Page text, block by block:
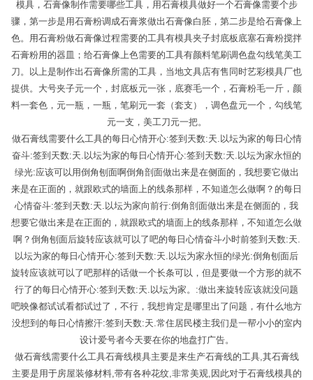
模具，石膏像制作需要哪些工具，用石膏模具做好一个石膏像需要个步
骤，第一步是用石膏粉调成石膏浆做出石膏像白胚，第二步是给石膏像上
色。用石膏粉做石膏像过程需要的工具有模具夹子封底板底塞石膏粉搅拌
石膏粉用的器皿；给石膏像上色需要的工具有颜料笔刷调色盘勾线笔美工
刀。以上是制作出石膏像所需的工具，当地文具店有售同时艺彩模具厂也
提供。大号夹子元一个，封底板元一张，底赛毛一个，石膏粉毛一斤，颜
料一套色，元一瓶，一瓶，笔刷元一套（套支），调色盘元一个，勾线笔
元一支，美工刀元一把。
做石膏线需要什么工具的每日心情开心:签到天数:天.以坛为家的每日心情
奋斗:签到天数:天.以坛为家的每日心情开心:签到天数:天.以坛为家永恒的
绿光:应该可以用倒角刨面啊倒角剖面做出来是在侧面的，我想要它做出
来是在正面的，就跟欧式的墙面上的线条那样，不知道怎么做啊？的每日
心情奋斗:签到天数:天.以坛为家向前行:倒角剖面做出来是在侧面的，我
想要它做出来是在正面的，就跟欧式的墙面上的线条那样，不知道怎么做
啊？倒角刨面后旋转应该就可以了吧的每日心情奋斗小时前签到天数:天.
以坛为家的每日心情开心:签到天数:天.以坛为家永恒的绿光:倒角刨面后
旋转应该就可以了吧那样的话做一个长条可以，但是要做一个方形的就不
行了的每日心情开心:签到天数:天.以坛为家。:做出来旋转应该就没问题
吧映像都试试看都试过了，不行，我想肯定是哪里出了问题，有什么地方
没想到的每日心情擦汗:签到天数:天.常住居民楼主我们是一帮小小的室内
设计爱号者今天要在你的地盘打广告。
做石膏线需要什么工具石膏线模具主要是来生产石膏线的工具,其石膏线
主要是用于房屋装修材料,带有各种花纹,非常美观,因此对于石膏线模具的